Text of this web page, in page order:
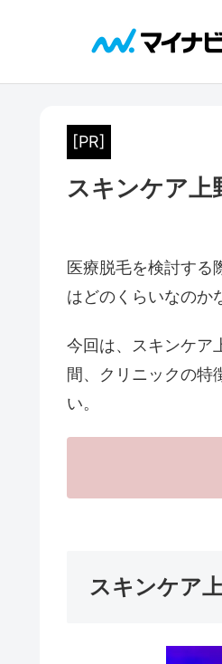
[PR]
スキンケア
医療脱毛を検討する
はどのくらいなのか
今回は、スキンケア
間、クリニックの特
い。
スキンケア